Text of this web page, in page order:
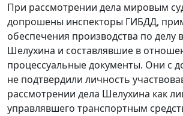
При рассмотрении дела мировым
допрошены инспекторы ГИБДД,
обеспечения производства по делу
Шелухина и составлявшие в
процессуальные документы. Они с
не подтвердили личность
рассмотрении дела Шелухина как
управлявшего транспортным